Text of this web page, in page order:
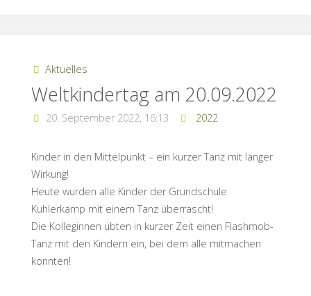
Aktuelles
Weltkindertag am 20.09.2022
20. September 2022, 16:13 2022
Kinder in den Mittelpunkt – ein kurzer Tanz mit langer
Wirkung!
Heute wurden alle Kinder der Grundschule
Kuhlerkamp mit einem Tanz überrascht!
Die Kolleginnen übten in kurzer Zeit einen Flashmob-
Tanz mit den Kindern ein, bei dem alle mitmachen
konnten!